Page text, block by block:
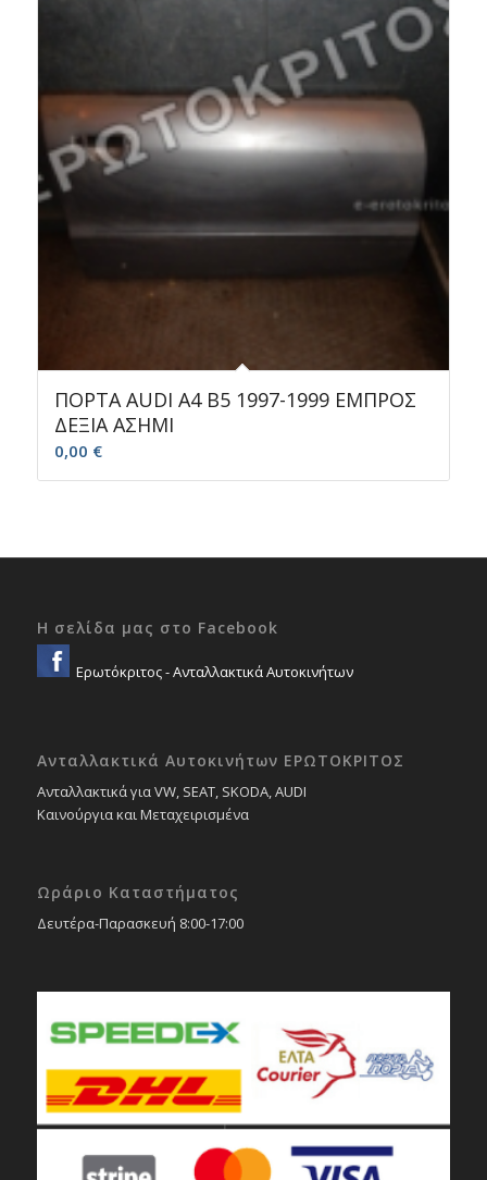
ΠΟΡΤΑ AUDI A4 B5 1997-1999 ΕΜΠΡΟΣ
ΔΕΞΙΑ ΑΣΗΜΙ
0,00 €
Η σελίδα μας στο Facebook
Ερωτόκριτος - Ανταλλακτικά Αυτοκινήτων
Ανταλλακτικά Αυτοκινήτων ΕΡΩΤΟΚΡΙΤΟΣ
Ανταλλακτικά για VW, SEAT, SKODA, AUDI
Καινούργια και Μεταχειρισμένα
Ωράριο Καταστήματος
Δευτέρα-Παρασκευή 8:00-17:00